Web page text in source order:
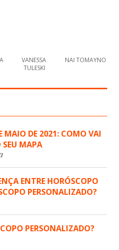
VANESSA
TULESKI
NAI TOMAYNO
MAIO DE 2021: COMO VAI
SEU MAPA
ENTRE HORÓSCOPO
PERSONALIZADO?
PERSONALIZADO?